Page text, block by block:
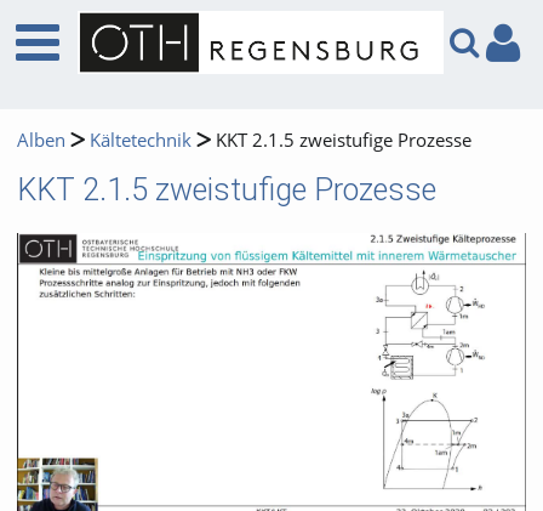
Alben Kältetechnik KKT 2.1.5 zweistufige Prozesse
KKT 2.1.5 zweistufige Prozesse